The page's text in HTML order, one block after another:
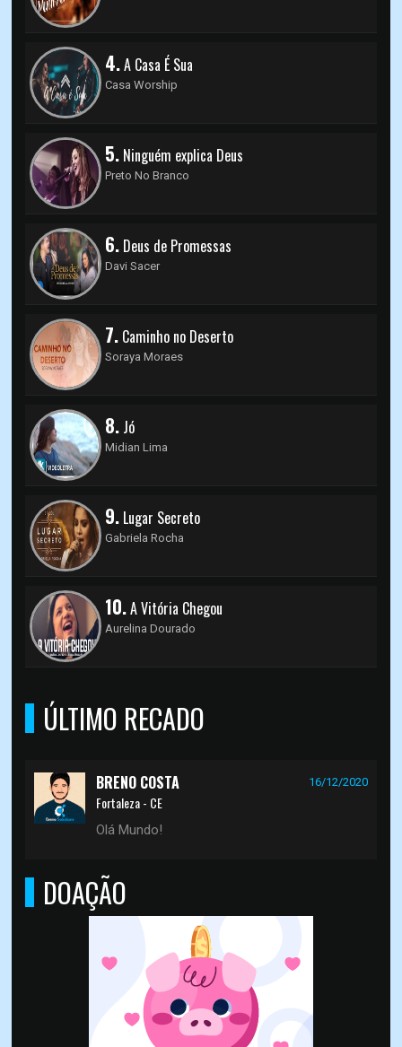
4.A Casa É Sua
Casa Worship
5. Ninguém explica Deus
Preto No Branco
6. Deus de Promessas
Davi Sacer
7. Caminho no Deserto
Soraya Moraes
8. Jó
Midian Lima
9. Lugar Secreto
Gabriela Rocha
10.A Vitória Chegou
Aurelina Dourado
ÚLTIMO RECADO
BRENO COSTA 16/12/2020
Fortaleza - CE
Olá Mundo!
DOAÇÃO